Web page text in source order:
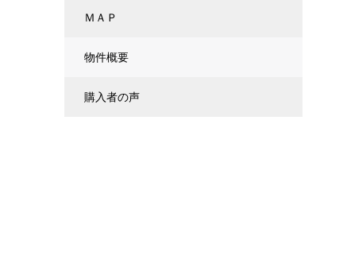
ＭＡＰ
物件概要
購入者の声